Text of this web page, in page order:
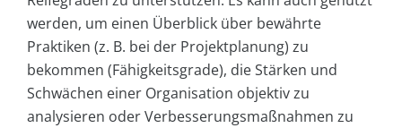
werden, um einen Überblick über bewährte
Praktiken (z. B. bei der Projektplanung) zu
bekommen (Fähigkeitsgrade), die Stärken und
Schwächen einer Organisation objektiv zu
analysieren oder Verbesserungsmaßnahmen zu